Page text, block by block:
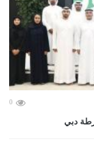
0